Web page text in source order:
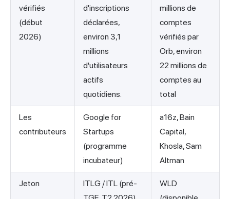
vérifiés
(début
2026)
d'inscriptions
déclarées,
environ 3,1
millions
d'utilisateurs
actifs
quotidiens.
millions de
comptes
vérifiés par
Orb, environ
22 millions de
comptes au
total
Les
contributeurs
Google for
Startups
(programme
incubateur)
a16z, Bain
Capital,
Khosla, Sam
Altman
Jeton
ITLG / ITL (pré-
WLD